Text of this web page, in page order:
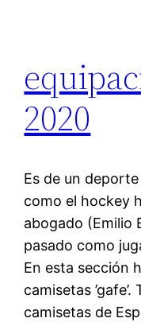
2020
Es de un
como el hockey
abogado (Emilio
pasado como
En esta sección
camisetas
camisetas de